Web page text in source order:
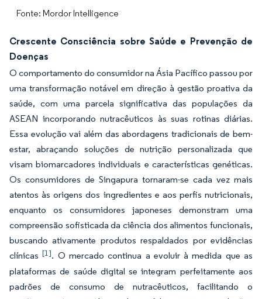
Fonte: Mordor Intelligence
Crescente Consciência sobre Saúde e Prevenção de
Doenças
O comportamento do consumidor na Ásia Pacífico passou por
uma transformação notável em direção à gestão proativa da
saúde, com uma parcela significativa das populações da
ASEAN incorporando nutracêuticos às suas rotinas diárias.
Essa evolução vai além das abordagens tradicionais de bem-
estar, abraçando soluções de nutrição personalizada que
visam biomarcadores individuais e características genéticas.
Os consumidores de Singapura tornaram-se cada vez mais
atentos às origens dos ingredientes e aos perfis nutricionais,
enquanto os consumidores japoneses demonstram uma
compreensão sofisticada da ciência dos alimentos funcionais,
buscando ativamente produtos respaldados por evidências
clínicas[1]. O mercado continua a evoluir à medida que as
plataformas de saúde digital se integram perfeitamente aos
padrões de consumo de nutracêuticos, facilitando o